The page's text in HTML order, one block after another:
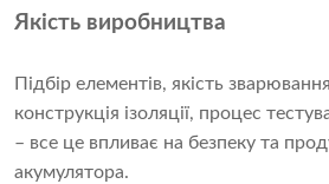
Якість виробництва
Підбір елементів, якість
конструкція ізоляції, процес
– все це впливає на безпеку та
акумулятора.